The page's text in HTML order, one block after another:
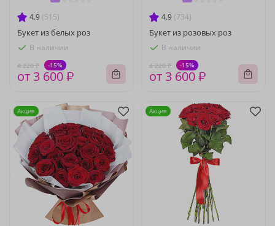
4.9 (515)
Букет из белых роз
В наличии
4 220 ₽ -15%
от 3 600 ₽
4.9 (734)
Букет из розовых роз
В наличии
4 220 ₽ -15%
от 3 600 ₽
Акция Акция